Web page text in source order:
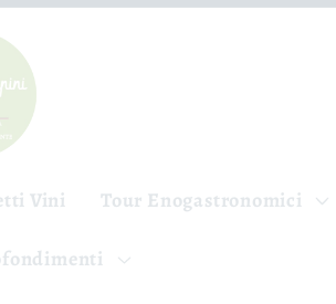
Vini Tour Enogastronomici